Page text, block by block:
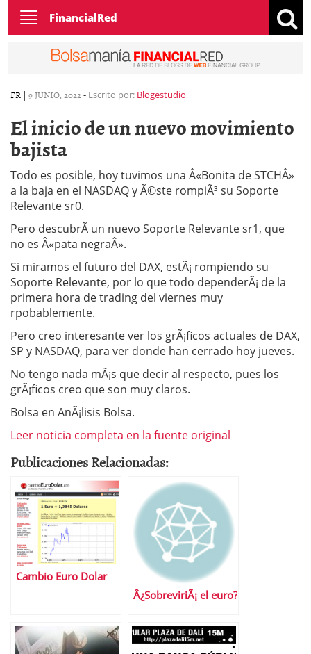
Toggle
navigation
FinancialRed
FR | 9 JUNIO, 2022- Escrito por: Blogestudio
El inicio de un nuevo movimiento
bajista
Todo es posible, hoy tuvimos una Â«Bonita de STCHÂ»
a la baja en el NASDAQ y Ã©ste rompiÃ³ su Soporte
Relevante sr0.
Pero descubrÃ­ un nuevo Soporte Relevante sr1, que
no es Â«pata negraÂ».
Si miramos el futuro del DAX, estÃ¡ rompiendo su
Soporte Relevante, por lo que todo dependerÃ¡ de la
primera hora de trading del viernes muy
rpobablemente.
Pero creo interesante ver los grÃ¡ficos actuales de DAX,
SP y NASDAQ, para ver donde han cerrado hoy jueves.
No tengo nada mÃ¡s que decir al respecto, pues los
grÃ¡ficos creo que son muy claros.
Bolsa en AnÃ¡lisis Bolsa.
Leer noticia completa en la fuente original
Publicaciones Relacionadas:
Cambio Euro Dolar
Â¿SobreviriÃ¡ el euro?